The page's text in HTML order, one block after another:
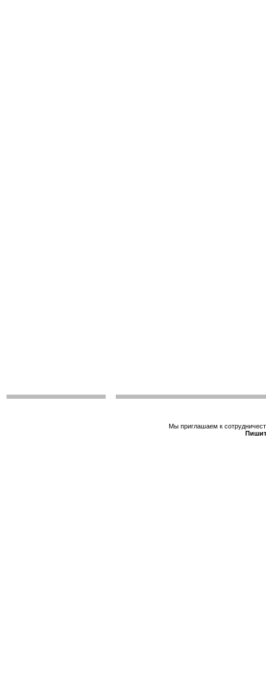
Мы приглашаем к